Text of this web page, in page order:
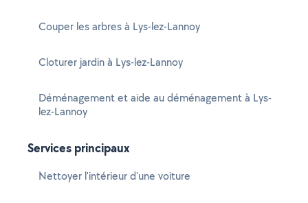
Couper les arbres à Lys-lez-Lannoy
Cloturer jardin à Lys-lez-Lannoy
Déménagement et aide au déménagement à Lys-
lez-Lannoy
Services principaux
Nettoyer l'intérieur d'une voiture